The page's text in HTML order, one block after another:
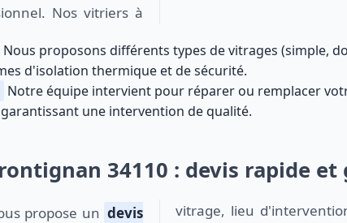
Nos vitriers à
Nous proposons différents types de vitrages (simple,
d'isolation thermique et de sécurité.
Notre équipe intervient pour réparer ou remplacer
une intervention de qualité.
34110 : devis rapide
propose un devis
vitrage, lieu